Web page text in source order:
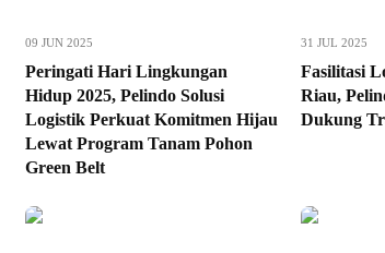
09 JUN 2025
Peringati Hari Lingkungan
Hidup 2025, Pelindo Solusi
Logistik Perkuat Komitmen Hijau
Lewat Program Tanam Pohon
Green Belt
31 JUL 2025
Fasilitasi
Riau,
Dukung